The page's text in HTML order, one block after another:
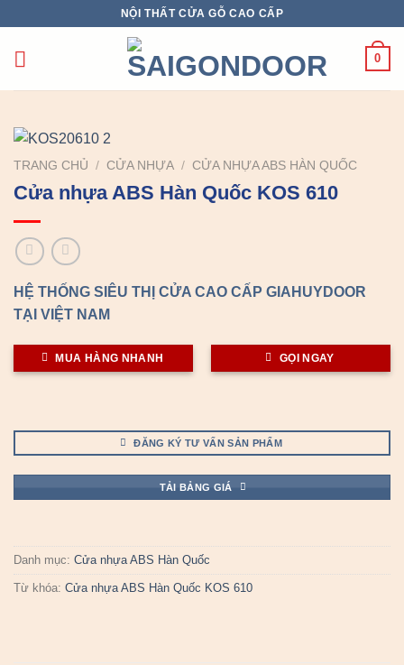
nội
NỘI THẤT CỬA GỖ CAO CẤP
0
TRANG CHỦ / CỬA NHỰA / CỬA NHỰA ABS HÀN QUỐC
Cửa nhựa ABS Hàn Quốc KOS 610
HỆ THỐNG SIÊU THỊ CỬA CAO CẤP GIAHUYDOOR
TẠI VIỆT NAM
MUA HÀNG NHANH GỌI NGAY
ĐĂNG KÝ TƯ VẤN SẢN PHẨM
TẢI BẢNG GIÁ
Danh mục: Cửa nhựa ABS Hàn Quốc
Từ khóa: Cửa nhựa ABS Hàn Quốc KOS 610